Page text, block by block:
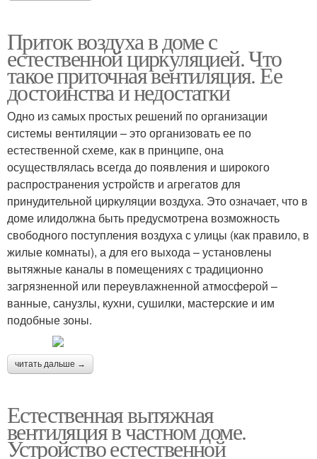
Приток воздуха в доме с
естественной циркуляцией. Что
такое приточная вентиляция. Ее
достоинства и недостатки
Одно из самых простых решений по организации
системы вентиляции – это организовать ее по
естественной схеме, как в принципе, она
осуществлялась всегда до появления и широкого
распространения устройств и агрегатов для
принудительной циркуляции воздуха. Это означает, что в
доме илидолжна быть предусмотрена возможность
свободного поступления воздуха с улицы (как правило, в
жилые комнаты), а для его выхода – установлены
вытяжные каналы в помещениях с традиционно
загрязненной или переувлажненной атмосферой –
ванные, санузлы, кухни, сушилки, мастерские и им
подобные зоны.
читать дальше →
Естественная вытяжная
вентиляция в частном доме.
Устройство естественной